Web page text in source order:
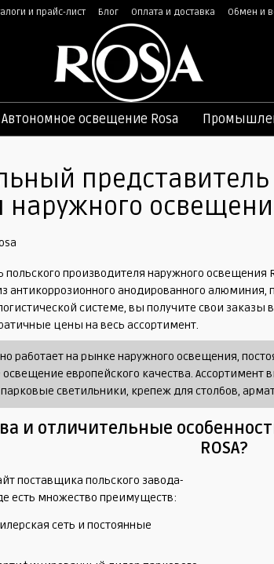
и прайс-лист Блог Оплата и доставка
Обмен и
Автономное освещение Rosa
наружного
производителя наружного освещения
антикоррозионного анодированного
системе, вы получите свои
цены на весь ассортимент.
работает на рынке наружного освещения,
европейского качества. Ассортимент
светильники, крепеж для столбов,
и отличительные
ROSA?
поставщика польского завода-
есть множество преимуществ:
сеть и постоянные